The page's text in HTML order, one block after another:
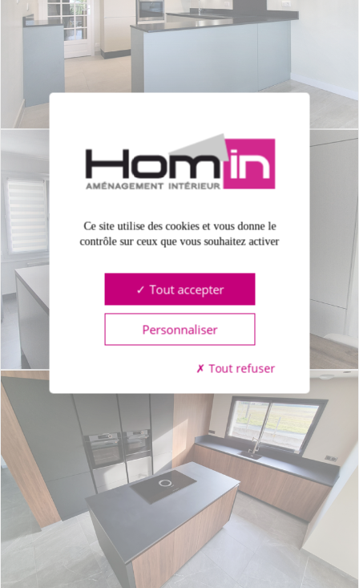
Ce site utilise des cookies et vous donne le
contrôle sur ceux que vous souhaitez activer
Tout accepter
Tout refuser
Personnaliser